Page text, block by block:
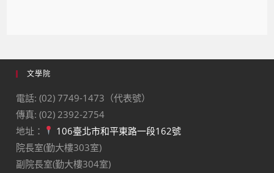
文學院
電話: (02) 7749-1473（代表號）
傳真: (02) 2392-2754
地址：
106臺北市和平東路一段162號
院長室(勤大樓303室)
副院長室(勤大樓304室)